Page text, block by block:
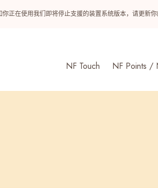
在使用我们即将停止支援的装置系统版本，请更新你
NF Touch
NF Points /